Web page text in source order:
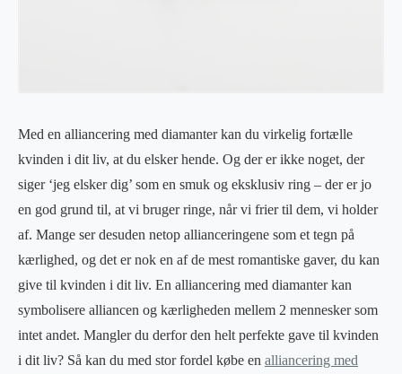
Med en alliancering med diamanter kan du virkelig fortælle
kvinden i dit liv, at du elsker hende. Og der er ikke noget, der
siger ‘jeg elsker dig’ som en smuk og eksklusiv ring – der er jo
en god grund til, at vi bruger ringe, når vi frier til dem, vi holder
af. Mange ser desuden netop allianceringene som et tegn på
kærlighed, og det er nok en af de mest romantiske gaver, du kan
give til kvinden i dit liv. En alliancering med diamanter kan
symbolisere alliancen og kærligheden mellem 2 mennesker som
intet andet. Mangler du derfor den helt perfekte gave til kvinden
i dit liv? Så kan du med stor fordel købe en alliancering med